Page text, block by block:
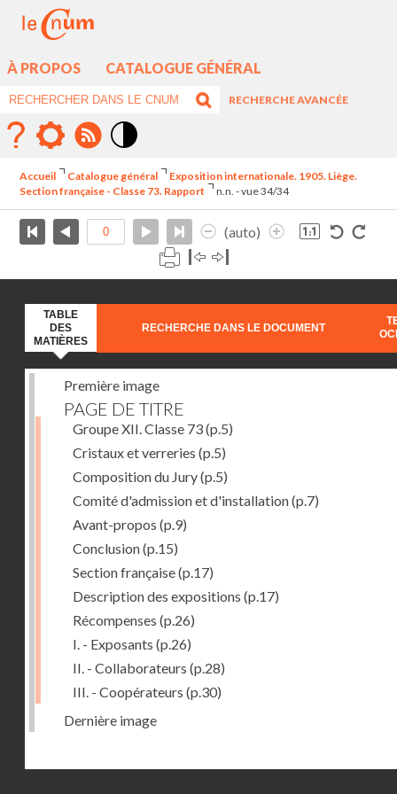
À PROPOS CATALOGUE GÉNÉRAL
RECHERCHE AVANCÉE
élévé
Accueil Catalogue général
Exposition internationale. 1905. Liège.
Section française - Classe 73. Rapport
n.n. - vue 34/34
(auto)
TABLE
DES
MATIÈRES
RECHERCHE DANS LE DOCUMENT
Première image
PAGE DE TITRE
Groupe XII. Classe 73(p.5)
Cristaux et verreries (p.5)
Composition du Jury(p.5)
Comité d'admission et d'installation(p.7)
Avant-propos (p.9)
Conclusion(p.15)
Section française(p.17)
Description des expositions (p.17)
Récompenses (p.26)
I. - Exposants (p.26)
II. - Collaborateurs (p.28)
III. - Coopérateurs (p.30)
Dernière image